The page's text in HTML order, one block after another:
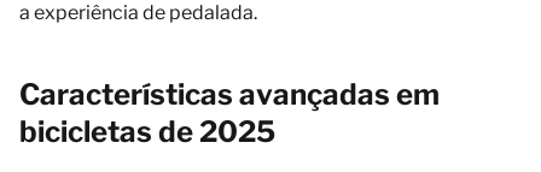
a experiência de pedalada.
Características avançadas em
bicicletas de 2025